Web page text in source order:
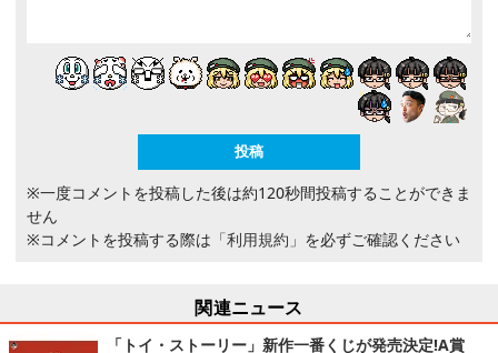
※一度コメントを投稿した後は約120秒間投稿することができま
せん
※コメントを投稿する際は 「利用規約」 を必ずご確認ください
関連ニュース
「トイ・ストーリー」新作一番くじが発売決定!A賞